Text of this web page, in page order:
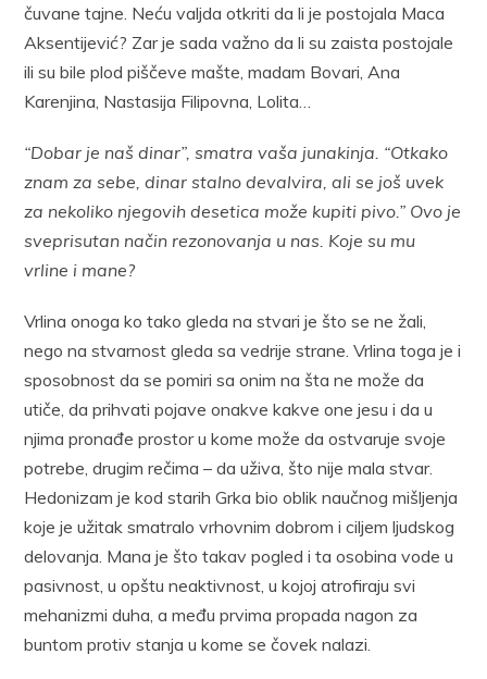
čuvane tajne. Neću valjda otkriti da li je postojala Maca
Aksentijević? Zar je sada važno da li su zaista postojale
ili su bile plod piščeve mašte, madam Bovari, Ana
Karenjina, Nastasija Filipovna, Lolita…
“Dobar je naš dinar”, smatra vaša junakinja. “Otkako
znam za sebe, dinar stalno devalvira, ali se još uvek
za nekoliko njegovih desetica može kupiti pivo.” Ovo je
sveprisutan način rezonovanja u nas. Koje su mu
vrline i mane?
Vrlina onoga ko tako gleda na stvari je što se ne žali,
nego na stvarnost gleda sa vedrije strane. Vrlina toga je i
sposobnost da se pomiri sa onim na šta ne može da
utiče, da prihvati pojave onakve kakve one jesu i da u
njima pronađe prostor u kome može da ostvaruje svoje
potrebe, drugim rečima – da uživa, što nije mala stvar.
Hedonizam je kod starih Grka bio oblik naučnog mišljenja
koje je užitak smatralo vrhovnim dobrom i ciljem ljudskog
delovanja. Mana je što takav pogled i ta osobina vode u
pasivnost, u opštu neaktivnost, u kojoj atrofiraju svi
mehanizmi duha, a među prvima propada nagon za
buntom protiv stanja u kome se čovek nalazi.